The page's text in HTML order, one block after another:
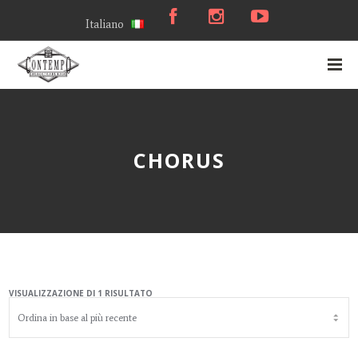
Italiano
CHORUS
VISUALIZZAZIONE DI 1 RISULTATO